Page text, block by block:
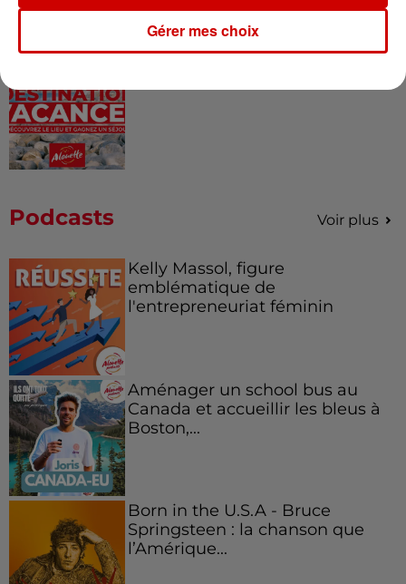
Podcasts Voir plus
Kelly Massol, figure
emblématique de
l'entrepreneuriat féminin
Aménager un school bus au
Canada et accueillir les bleus à
Boston,...
Born in the U.S.A - Bruce
Springsteen : la chanson que
l’Amérique...
Gérer mes choix